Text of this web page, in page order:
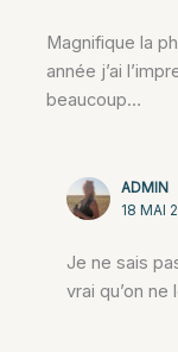
Magnifique la
année j’ai
beaucoup…
ADMIN
18 MAI
Je ne sais
vrai qu’on